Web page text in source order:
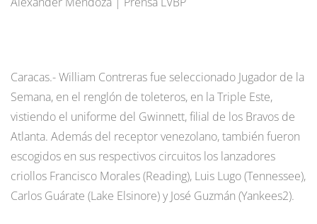
Caracas.- William Contreras fue seleccionado Jugador de la
Semana, en el renglón de toleteros, en la Triple Este,
vistiendo el uniforme del Gwinnett, filial de los Bravos de
Atlanta. Además del receptor venezolano, también fueron
escogidos en sus respectivos circuitos los lanzadores
criollos Francisco Morales (Reading), Luis Lugo (Tennessee),
Carlos Guárate (Lake Elsinore) y José Guzmán (Yankees2).